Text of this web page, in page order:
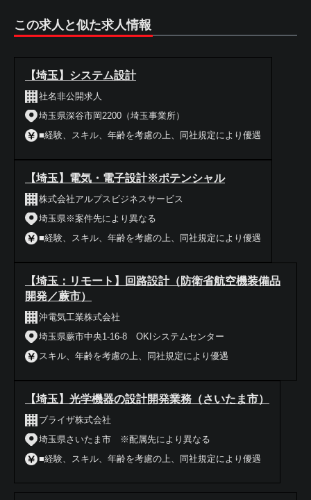
この求人と似た求人情報
【埼玉】システム設計
社名非公開求人
埼玉県深谷市岡2200（埼玉事業所）
■経験、スキル、年齢を考慮の上、同社規定により優遇
【埼玉】電気・電子設計※ポテンシャル
株式会社アルプスビジネスサービス
埼玉県※案件先により異なる
■経験、スキル、年齢を考慮の上、同社規定により優遇
【埼玉：リモート】回路設計（防衛省航空機装備品
開発／蕨市）
沖電気工業株式会社
埼玉県蕨市中央1-16-8 OKIシステムセンター
スキル、年齢を考慮の上、同社規定により優遇
【埼玉】光学機器の設計開発業務（さいたま市）
ブライザ株式会社
埼玉県さいたま市 ※配属先により異なる
■経験、スキル、年齢を考慮の上、同社規定により優遇